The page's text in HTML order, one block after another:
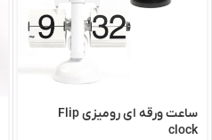
ساعت ورقه ای رومیزی Flip
clock